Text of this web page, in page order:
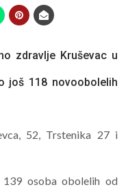
zdravlje Kruševac u
još 118 novoobolelih
52, Trstenika 27 i
osoba obolelih od